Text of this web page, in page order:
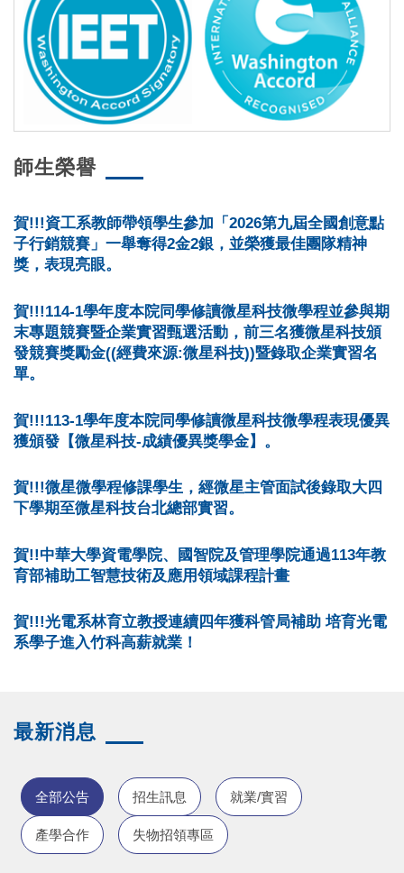
師生榮譽
賀!!!資工系教師帶領學生參加「2026第九屆全國創意點
子行銷競賽」一舉奪得2金2銀，並榮獲最佳團隊精神
獎，表現亮眼。
賀!!!114-1學年度本院同學修讀微星科技微學程並參與期
末專題競賽暨企業實習甄選活動，前三名獲微星科技頒
發競賽獎勵金((經費來源:微星科技))暨錄取企業實習名
單。
賀!!!113-1學年度本院同學修讀微星科技微學程表現優異
獲頒發【微星科技-成績優異獎學金】。
賀!!!微星微學程修課學生，經微星主管面試後錄取大四
下學期至微星科技台北總部實習。
賀!!中華大學資電學院、國智院及管理學院通過113年教
育部補助工智慧技術及應用領域課程計畫
賀!!!光電系林育立教授連續四年獲科管局補助 培育光電
系學子進入竹科高薪就業！
最新消息
全部公告 招生訊息 就業/實習
產學合作 失物招領專區